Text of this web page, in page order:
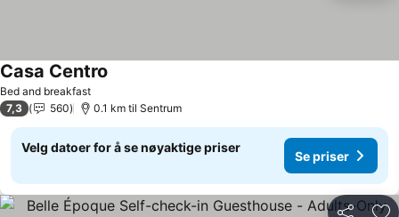
Bed and breakfast
Casa Centro
7,3 560 0.1 km til Sentrum
Velg datoer for å se nøyaktige priser
Se priser